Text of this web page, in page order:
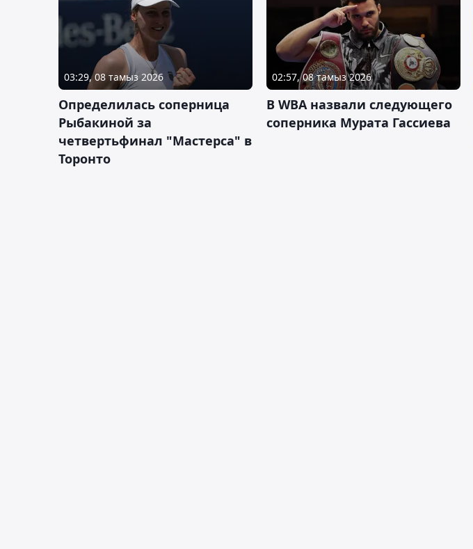
03:29, 08 тамыз 2026
Определилась соперница
Рыбакиной за
четвертьфинал "Мастерса" в
Торонто
02:57, 08 тамыз 2026
В WBA назвали следующего
соперника Мурата Гассиева